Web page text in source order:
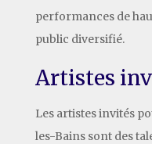
performances de
public diversifié.
Artistes
Les artistes invités
les-Bains sont des